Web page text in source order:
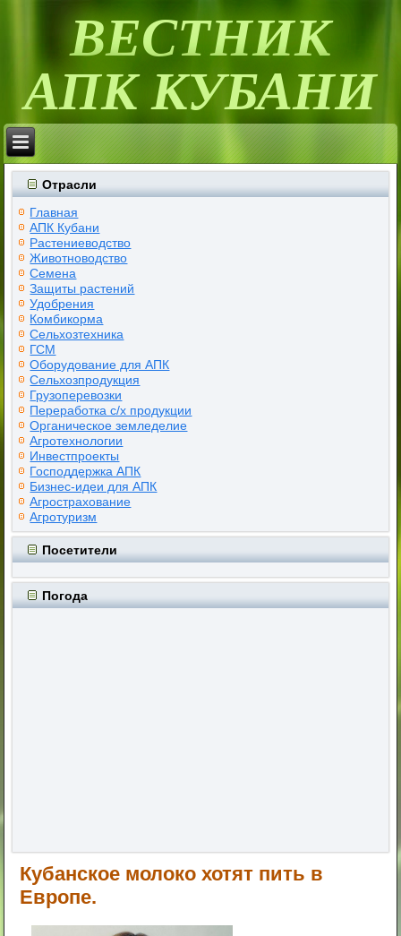
ВЕСТНИК
АПК КУБАНИ
Отрасли
Главная
АПК Кубани
Растениеводство
Животноводство
Семена
Защиты растений
Удобрения
Комбикорма
Сельхозтехника
ГСМ
Оборудование для АПК
Сельхозпродукция
Грузоперевозки
Переработка с/х продукции
Органическое земледелие
Агротехнологии
Инвестпроекты
Господдержка АПК
Бизнес-идеи для АПК
Агрострахование
Агротуризм
Посетители
Погода
Кубанское молоко хотят пить в
Европе.